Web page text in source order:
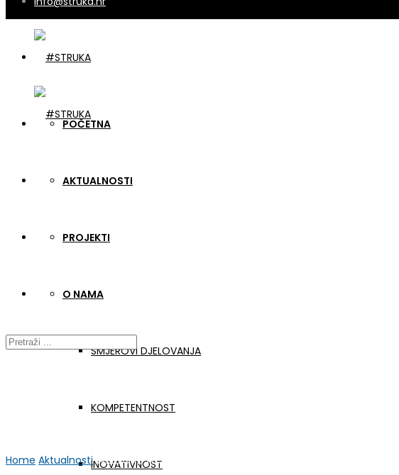
POČETNA
AKTUALNOSTI
PROJEKTI
O NAMA
SMJEROVI DJELOVANJA
KOMPETENTNOST
INOVATIVNOST
Home Aktualnosti WELDONE Trening C3 – prvi dan